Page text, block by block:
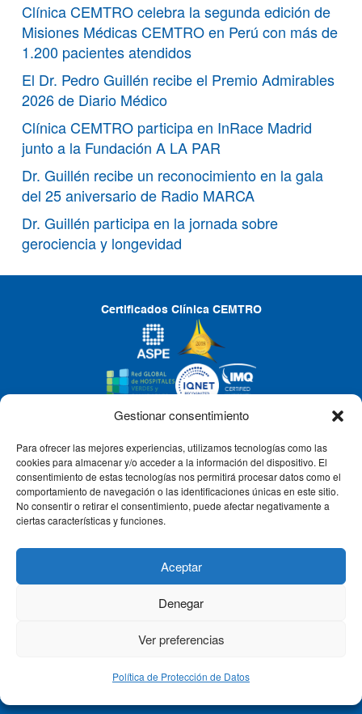
Gestionar consentimiento
Para ofrecer las mejores experiencias, utilizamos tecnologías como las
cookies para almacenar y/o acceder a la información del dispositivo. El
consentimiento de estas tecnologías nos permitirá procesar datos como el
comportamiento de navegación o las identificaciones únicas en este sitio.
No consentir o retirar el consentimiento, puede afectar negativamente a
ciertas características y funciones.
Aceptar
Denegar
Ver preferencias
Política de Protección de Datos
Clínica CEMTRO celebra la segunda edición de
Misiones Médicas CEMTRO en Perú con más de
1.200 pacientes atendidos
El Dr. Pedro Guillén recibe el Premio Admirables
2026 de Diario Médico
Clínica CEMTRO participa en InRace Madrid
junto a la Fundación A LA PAR
Dr. Guillén recibe un reconocimiento en la gala
del 25 aniversario de Radio MARCA
Dr. Guillén participa en la jornada sobre
gerociencia y longevidad
Certificados Clínica CEMTRO
CLÍNICA CEMTRO
QUIÉNES SOMOS